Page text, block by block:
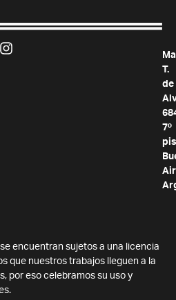
T.
de
7º
encuentran sujetos a una licencia
que nuestros trabajos lleguen a la
por eso celebramos su uso y